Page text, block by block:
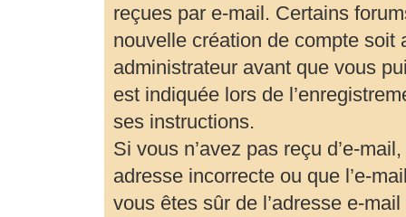
reçues par e-mail. Certains
nouvelle création de compte soit
administrateur avant que vous
est indiquée lors de
ses instructions.
Si vous n’avez pas reçu d’e-
adresse incorrecte ou que l’e-
vous êtes sûr de l’adresse e-